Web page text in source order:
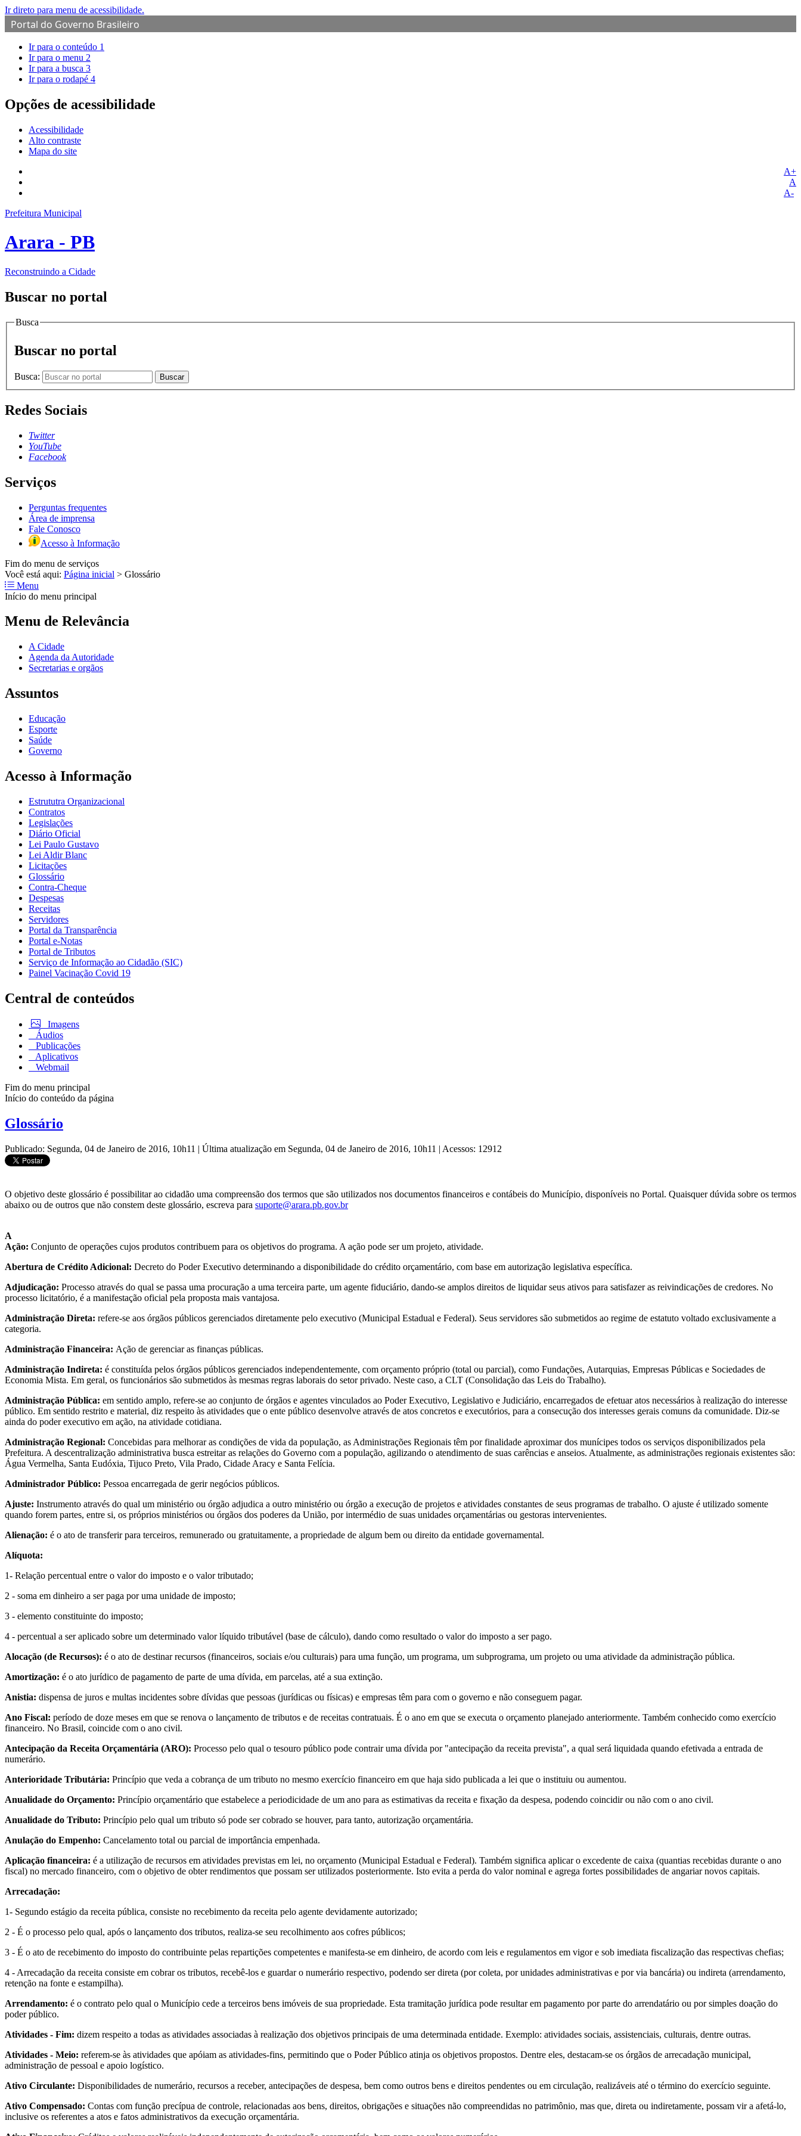
Ir direto para menu de acessibilidade.
Portal do Governo Brasileiro
Ir para o conteúdo 1
Ir para o menu 2
Ir para a busca 3
Ir para o rodapé 4
Opções de acessibilidade
Acessibilidade
Alto contraste
Mapa do site
A+
A
A-
Prefeitura Municipal
Arara - PB
Reconstruindo a Cidade
Buscar no portal
Busca
Buscar no portal
Busca: Buscar
Redes Sociais
Twitter
YouTube
Facebook
Serviços
Perguntas frequentes
Área de imprensa
Fale Conosco
Acesso à Informação
Fim do menu de serviços
Você está aqui: Página inicial > Glossário
Menu
Início do menu principal
Menu de Relevância
A Cidade
Agenda da Autoridade
Secretarias e orgãos
Assuntos
Educação
Esporte
Saúde
Governo
Acesso à Informação
Estrututra Organizacional
Contratos
Legislações
Diário Oficial
Lei Paulo Gustavo
Lei Aldir Blanc
Licitações
Glossário
Contra-Cheque
Despesas
Receitas
Servidores
Portal da Transparência
Portal e-Notas
Portal de Tributos
Serviço de Informação ao Cidadão (SIC)
Painel Vacinação Covid 19
Central de conteúdos
Imagens
Áudios
Publicações
Aplicativos
Webmail
Fim do menu principal
Início do conteúdo da página
Glossário
Publicado: Segunda, 04 de Janeiro de 2016, 10h11 | Última atualização em Segunda, 04 de Janeiro de 2016, 10h11 | Acessos: 12912
O objetivo deste glossário é possibilitar ao cidadão uma compreensão dos termos que são utilizados nos documentos financeiros e contábeis do Município, disponíveis no Portal. Quaisquer dúvida sobre os termos
abaixo ou de outros que não constem deste glossário, escreva para suporte@arara.pb.gov.br
A
Ação: Conjunto de operações cujos produtos contribuem para os objetivos do programa. A ação pode ser um projeto, atividade.
Abertura de Crédito Adicional: Decreto do Poder Executivo determinando a disponibilidade do crédito orçamentário, com base em autorização legislativa específica.
Adjudicação: Processo através do qual se passa uma procuração a uma terceira parte, um agente fiduciário, dando-se amplos direitos de liquidar seus ativos para satisfazer as reivindicações de credores. No
processo licitatório, é a manifestação oficial pela proposta mais vantajosa.
Administração Direta: refere-se aos órgãos públicos gerenciados diretamente pelo executivo (Municipal Estadual e Federal). Seus servidores são submetidos ao regime de estatuto voltado exclusivamente a
categoria.
Administração Financeira: Ação de gerenciar as finanças públicas.
Administração Indireta: é constituída pelos órgãos públicos gerenciados independentemente, com orçamento próprio (total ou parcial), como Fundações, Autarquias, Empresas Públicas e Sociedades de
Economia Mista. Em geral, os funcionários são submetidos às mesmas regras laborais do setor privado. Neste caso, a CLT (Consolidação das Leis do Trabalho).
Administração Pública: em sentido amplo, refere-se ao conjunto de órgãos e agentes vinculados ao Poder Executivo, Legislativo e Judiciário, encarregados de efetuar atos necessários à realização do interesse
público. Em sentido restrito e material, diz respeito às atividades que o ente público desenvolve através de atos concretos e executórios, para a consecução dos interesses gerais comuns da comunidade. Diz-se
ainda do poder executivo em ação, na atividade cotidiana.
Administração Regional: Concebidas para melhorar as condições de vida da população, as Administrações Regionais têm por finalidade aproximar dos munícipes todos os serviços disponibilizados pela
Prefeitura. A descentralização administrativa busca estreitar as relações do Governo com a população, agilizando o atendimento de suas carências e anseios. Atualmente, as administrações regionais existentes são:
Água Vermelha, Santa Eudóxia, Tijuco Preto, Vila Prado, Cidade Aracy e Santa Felícia.
Administrador Público: Pessoa encarregada de gerir negócios públicos.
Ajuste: Instrumento através do qual um ministério ou órgão adjudica a outro ministério ou órgão a execução de projetos e atividades constantes de seus programas de trabalho. O ajuste é utilizado somente
quando forem partes, entre si, os próprios ministérios ou órgãos dos poderes da União, por intermédio de suas unidades orçamentárias ou gestoras intervenientes.
Alienação: é o ato de transferir para terceiros, remunerado ou gratuitamente, a propriedade de algum bem ou direito da entidade governamental.
Alíquota:
1- Relação percentual entre o valor do imposto e o valor tributado;
2 - soma em dinheiro a ser paga por uma unidade de imposto;
3 - elemento constituinte do imposto;
4 - percentual a ser aplicado sobre um determinado valor líquido tributável (base de cálculo), dando como resultado o valor do imposto a ser pago.
Alocação (de Recursos): é o ato de destinar recursos (financeiros, sociais e/ou culturais) para uma função, um programa, um subprograma, um projeto ou uma atividade da administração pública.
Amortização: é o ato jurídico de pagamento de parte de uma dívida, em parcelas, até a sua extinção.
Anistia: dispensa de juros e multas incidentes sobre dívidas que pessoas (jurídicas ou físicas) e empresas têm para com o governo e não conseguem pagar.
Ano Fiscal: período de doze meses em que se renova o lançamento de tributos e de receitas contratuais. É o ano em que se executa o orçamento planejado anteriormente. Também conhecido como exercício
financeiro. No Brasil, coincide com o ano civil.
Antecipação da Receita Orçamentária (ARO): Processo pelo qual o tesouro público pode contrair uma dívida por "antecipação da receita prevista", a qual será liquidada quando efetivada a entrada de
numerário.
Anterioridade Tributária: Princípio que veda a cobrança de um tributo no mesmo exercício financeiro em que haja sido publicada a lei que o instituiu ou aumentou.
Anualidade do Orçamento: Princípio orçamentário que estabelece a periodicidade de um ano para as estimativas da receita e fixação da despesa, podendo coincidir ou não com o ano civil.
Anualidade do Tributo: Princípio pelo qual um tributo só pode ser cobrado se houver, para tanto, autorização orçamentária.
Anulação do Empenho: Cancelamento total ou parcial de importância empenhada.
Aplicação financeira: é a utilização de recursos em atividades previstas em lei, no orçamento (Municipal Estadual e Federal). Também significa aplicar o excedente de caixa (quantias recebidas durante o ano
fiscal) no mercado financeiro, com o objetivo de obter rendimentos que possam ser utilizados posteriormente. Isto evita a perda do valor nominal e agrega fortes possibilidades de angariar novos capitais.
Arrecadação:
1- Segundo estágio da receita pública, consiste no recebimento da receita pelo agente devidamente autorizado;
2 - É o processo pelo qual, após o lançamento dos tributos, realiza-se seu recolhimento aos cofres públicos;
3 - É o ato de recebimento do imposto do contribuinte pelas repartições competentes e manifesta-se em dinheiro, de acordo com leis e regulamentos em vigor e sob imediata fiscalização das respectivas chefias;
4 - Arrecadação da receita consiste em cobrar os tributos, recebê-los e guardar o numerário respectivo, podendo ser direta (por coleta, por unidades administrativas e por via bancária) ou indireta (arrendamento,
retenção na fonte e estampilha).
Arrendamento: é o contrato pelo qual o Município cede a terceiros bens imóveis de sua propriedade. Esta tramitação jurídica pode resultar em pagamento por parte do arrendatário ou por simples doação do
poder público.
Atividades - Fim: dizem respeito a todas as atividades associadas à realização dos objetivos principais de uma determinada entidade. Exemplo: atividades sociais, assistenciais, culturais, dentre outras.
Atividades - Meio: referem-se às atividades que apóiam as atividades-fins, permitindo que o Poder Público atinja os objetivos propostos. Dentre eles, destacam-se os órgãos de arrecadação municipal,
administração de pessoal e apoio logístico.
Ativo Circulante: Disponibilidades de numerário, recursos a receber, antecipações de despesa, bem como outros bens e direitos pendentes ou em circulação, realizáveis até o término do exercício seguinte.
Ativo Compensado: Contas com função precípua de controle, relacionadas aos bens, direitos, obrigações e situações não compreendidas no patrimônio, mas que, direta ou indiretamente, possam vir a afetá-lo,
inclusive os referentes a atos e fatos administrativos da execução orçamentária.